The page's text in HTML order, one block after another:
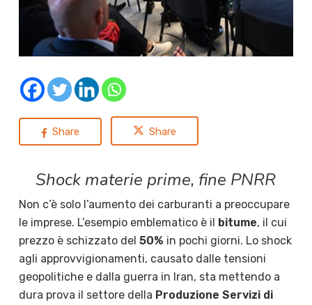
Share Share
Shock materie prime, fine PNRR
Non c’è solo l’aumento dei carburanti a preoccupare
le imprese. L’esempio emblematico è il bitume, il cui
prezzo è schizzato del 50% in pochi giorni. Lo shock
agli approvvigionamenti, causato dalle tensioni
geopolitiche e dalla guerra in Iran, sta mettendo a
dura prova il settore della Produzione Servizi di